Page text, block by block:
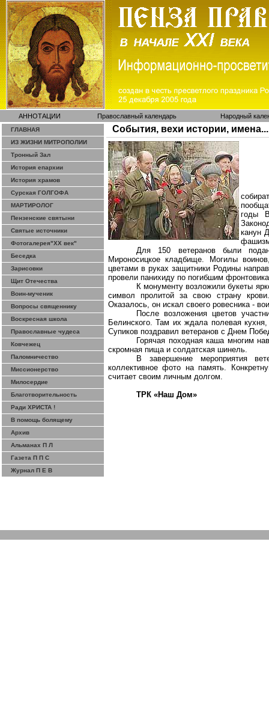
АННОТАЦИИ Православный календарь Народный
ГЛАВНАЯ
ИЗ ЖИЗНИ МИТРОПОЛИИ
Тронный Зал
История епархии
История храмов
Сурская ГОЛГОФА
МАРТИРОЛОГ
Пензенские святыни
Святые источники
Фотогалерея"ХХ век"
Беседка
Зарисовки
Щит Отечества
Воин-мученик
Вопросы священнику
Воскресная школа
Православные чудеса
Ковчежец
Паломничество
Миссионерство
Милосердие
Благотворительность
Ради ХРИСТА !
В помощь болящему
Архив
Альманах П Л
Газета П П С
Журнал П Е В
События, вехи истории, имена...
годы
канун
Для 150 ветеранов были
Мироносицкое кладбище. Могилы
цветами в руках защитники Родины
провели панихиду по погибшим
К монументу возложили букеты
символ пролитой за свою страну
Оказалось, он искал своего ровесника -
После возложения цветов
Белинского. Там их ждала полевая
Супиков поздравил ветеранов с Днем
Горячая походная каша многим
скромная пища и солдатская шинель.
В завершение мероприятия
коллективное фото на память.
считает своим личным долгом.
ТРК «Наш Дом»